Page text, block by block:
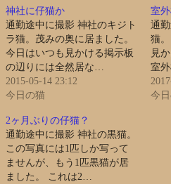
神社に仔猫か
通勤途中に撮影 神社のキジト
ラ猫。茂みの奥に居ました。
今日はいつも見かける掲示板
の辺りには全然居な…
2015-05-14 23:12
今日の猫
室
通
猫
見
室
今
2ヶ月ぶりの仔猫？
通勤途中に撮影 神社の黒猫。
この写真には1匹しか写って
ませんが、もう1匹黒猫が居
ました。 これは2…